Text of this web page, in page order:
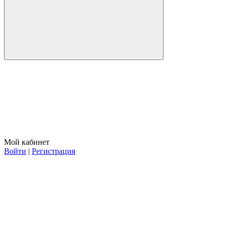
Мой кабинет
Войти | Регистрация